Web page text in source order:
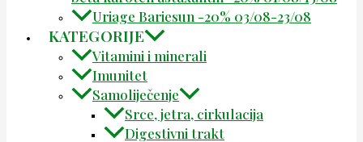
Uriage Bariesun -20% 03/08-23/08
KATEGORIJE
Vitamini i minerali
Imunitet
Samoliječenje
Srce, jetra, cirkulacija
Digestivni trakt